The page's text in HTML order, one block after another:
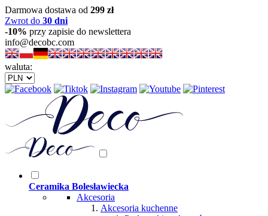
Darmowa dostawa od 299 zł
Zwrot do 30 dni
-10% przy zapisie do newslettera
info@decobc.com
waluta:
Ceramika Bolesławiecka
Akcesoria
Akcesoria kuchenne